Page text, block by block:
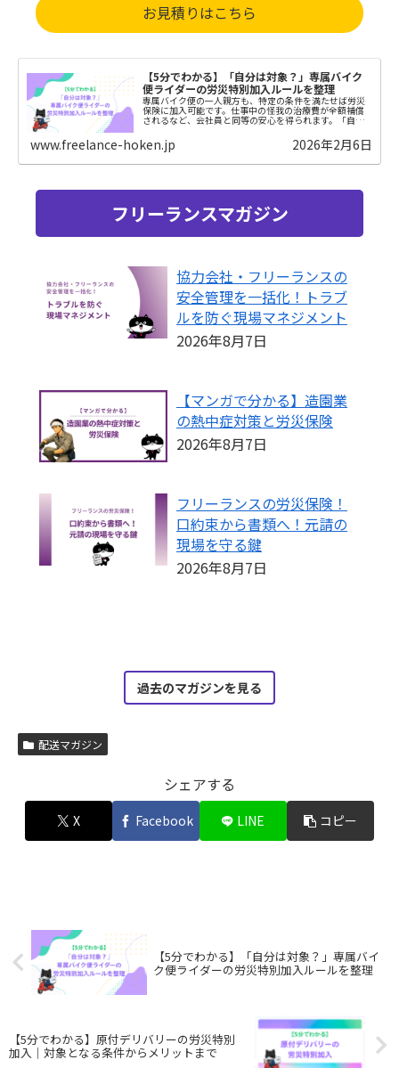
お見積りはこちら
【5分でわかる】「自分は対象？」専属バイク
便ライダーの労災特別加入ルールを整理
専属バイク便の一人親方も、特定の条件を満たせば労災
保険に加入可能です。仕事中の怪我の治療費が全額補償
されるなど、会社員と同等の安心を得られます。「自分
は入れる？」「何が必要？」という疑問を5分で解決。プ
ロとして、長く安全に働くための第一歩です。
www.freelance-hoken.jp 2026年2月6日
フリーランスマガジン
協力会社・フリーランスの
安全管理を一括化！トラブ
ルを防ぐ現場マネジメント
2026年8月7日
【マンガで分かる】造園業
の熱中症対策と労災保険
2026年8月7日
フリーランスの労災保険！
口約束から書類へ！元請の
現場を守る鍵
2026年8月7日
過去のマガジンを見る
配送マガジン
シェアする
X Facebook LINE コピー
【5分でわかる】「自分は対象？」専属バイ
ク便ライダーの労災特別加入ルールを整理
【5分でわかる】原付デリバリーの労災特別
加入｜対象となる条件からメリットまで